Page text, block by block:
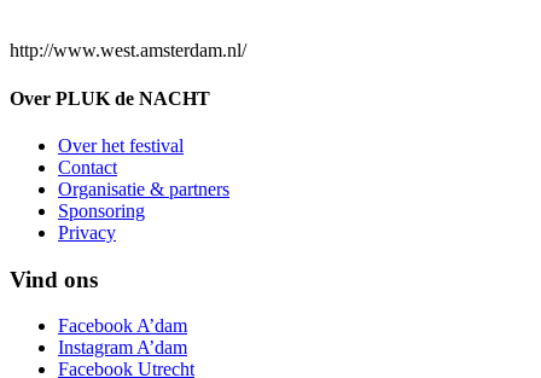
http://www.west.amsterdam.nl/
Over PLUK de NACHT
Over het festival
Contact
Organisatie & partners
Sponsoring
Privacy
Vind ons
Facebook A’dam
Instagram A’dam
Facebook Utrecht